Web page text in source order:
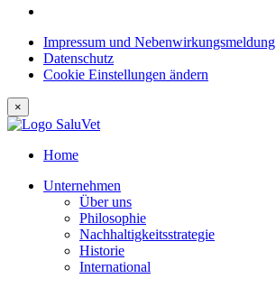
Impressum und Nebenwirkungsmeldung
Datenschutz
Cookie Einstellungen ändern
×
Home
Unternehmen
Über uns
Philosophie
Nachhaltigkeitsstrategie
Historie
International